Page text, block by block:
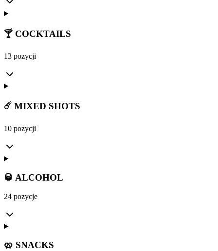
🍸 COCKTAILS
13 pozycji
☄️ MIXED SHOTS
10 pozycji
🥃 ALCOHOL
24 pozycje
🥨 SNACKS